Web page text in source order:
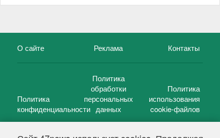
О сайте Реклама Контакты
Политика
конфиденциальности
Политика
обработки
персональных
данных
Политика
использования
cookie-файлов